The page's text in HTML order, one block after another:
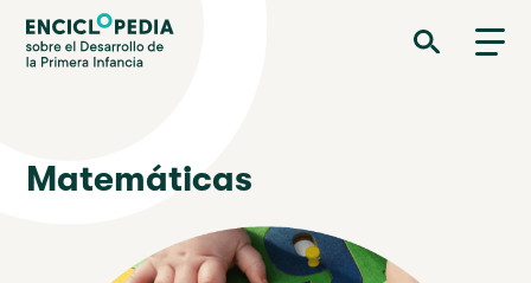
Pasar
contenido
Enciclopedia sobre el Desarrollo de la Primera Infancia
Matemáticas